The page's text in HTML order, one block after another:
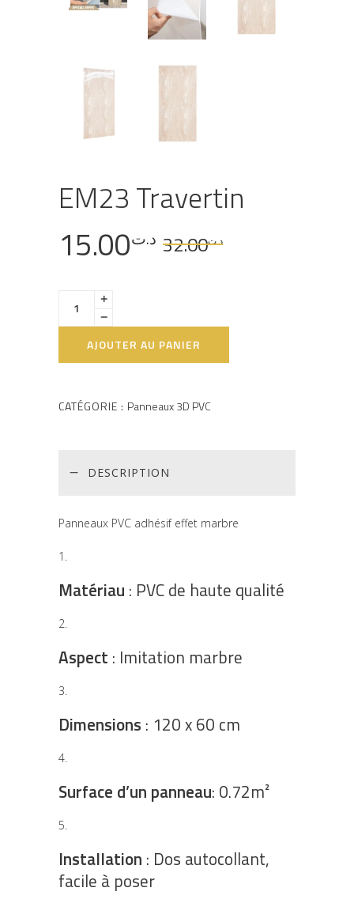
EM23 Travertin
د.ت32.00 د.ت15.00
AJOUTER AU PANIER
CATÉGORIE : Panneaux 3D PVC
DESCRIPTION
Panneaux PVC adhésif effet marbre
Matériau : PVC de haute qualité
Aspect : Imitation marbre
Dimensions : 120 x 60 cm
Surface d’un panneau: 0.72m²
Installation : Dos autocollant,
facile à poser